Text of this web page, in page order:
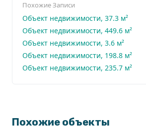
Похожие Записи
Объект недвижимости, 37.3 м²
Объект недвижимости, 449.6 м²
Объект недвижимости, 3.6 м²
Объект недвижимости, 198.8 м²
Объект недвижимости, 235.7 м²
Похожие объекты